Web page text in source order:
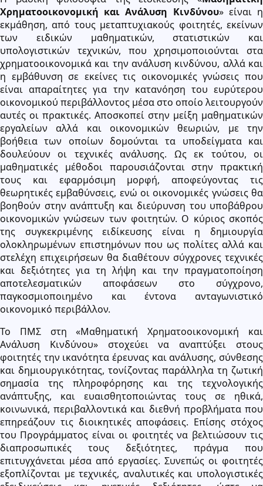
Χρηματοοικονομική και Ανάλυση Κινδύνου» είναι η
εκμάθηση, από τους μεταπτυχιακούς φοιτητές, εκείνων
των ειδικών μαθηματικών, στατιστικών και
υπολογιστικών τεχνικών, που χρησιμοποιούνται στα
χρηματοοικονομικά και την ανάλυση κινδύνου, αλλά και
η εμβάθυνση σε εκείνες τις οικονομικές γνώσεις που
είναι απαραίτητες για την κατανόηση του ευρύτερου
οικονομικού περιβάλλοντος μέσα στο οποίο λειτουργούν
αυτές οι πρακτικές. Αποσκοπεί στην μείξη μαθηματικών
εργαλείων αλλά και οικονομικών θεωριών, με την
βοήθεια των οποίων δομούνται τα υποδείγματα και
δουλεύουν οι τεχνικές ανάλυσης. Ως εκ τούτου, οι
μαθηματικές μέθοδοι παρουσιάζονται στην πρακτική
τους και εφαρμόσιμη μορφή, αποφεύγοντας τις
θεωρητικές εμβαθύνσεις, ενώ οι οικονομικές γνώσεις θα
βοηθούν στην ανάπτυξη και διεύρυνση του υποβάθρου
οικονομικών γνώσεων των φοιτητών. Ο κύριος σκοπός
της συγκεκριμένης ειδίκευσης είναι η δημιουργία
ολοκληρωμένων επιστημόνων που ως πολίτες αλλά και
στελέχη επιχειρήσεων θα διαθέτουν σύγχρονες τεχνικές
και δεξιότητες για τη λήψη και την πραγματοποίηση
αποτελεσματικών αποφάσεων στο σύγχρονο,
παγκοσμιοποιημένο και έντονα ανταγωνιστικό
οικονομικό περιβάλλον.
Το ΠΜΣ στη «Μαθηματική Χρηματοοικονομική και
Ανάλυση Κινδύνου» στοχεύει να αναπτύξει στους
φοιτητές την ικανότητα έρευνας και ανάλυσης, σύνθεσης
και δημιουργικότητας, τονίζοντας παράλληλα τη ζωτική
σημασία της πληροφόρησης και της τεχνολογικής
ανάπτυξης, και ευαισθητοποιώντας τους σε ηθικά,
κοινωνικά, περιβαλλοντικά και διεθνή προβλήματα που
επηρεάζουν τις διοικητικές αποφάσεις. Επίσης στόχος
του Προγράμματος είναι οι φοιτητές να βελτιώσουν τις
διαπροσωπικές τους δεξιότητες, πράγμα που
επιτυγχάνεται μέσα από εργασίες. Συνεπώς οι φοιτητές
εξοπλίζονται με τεχνικές, αναλυτικές και υπολογιστικές